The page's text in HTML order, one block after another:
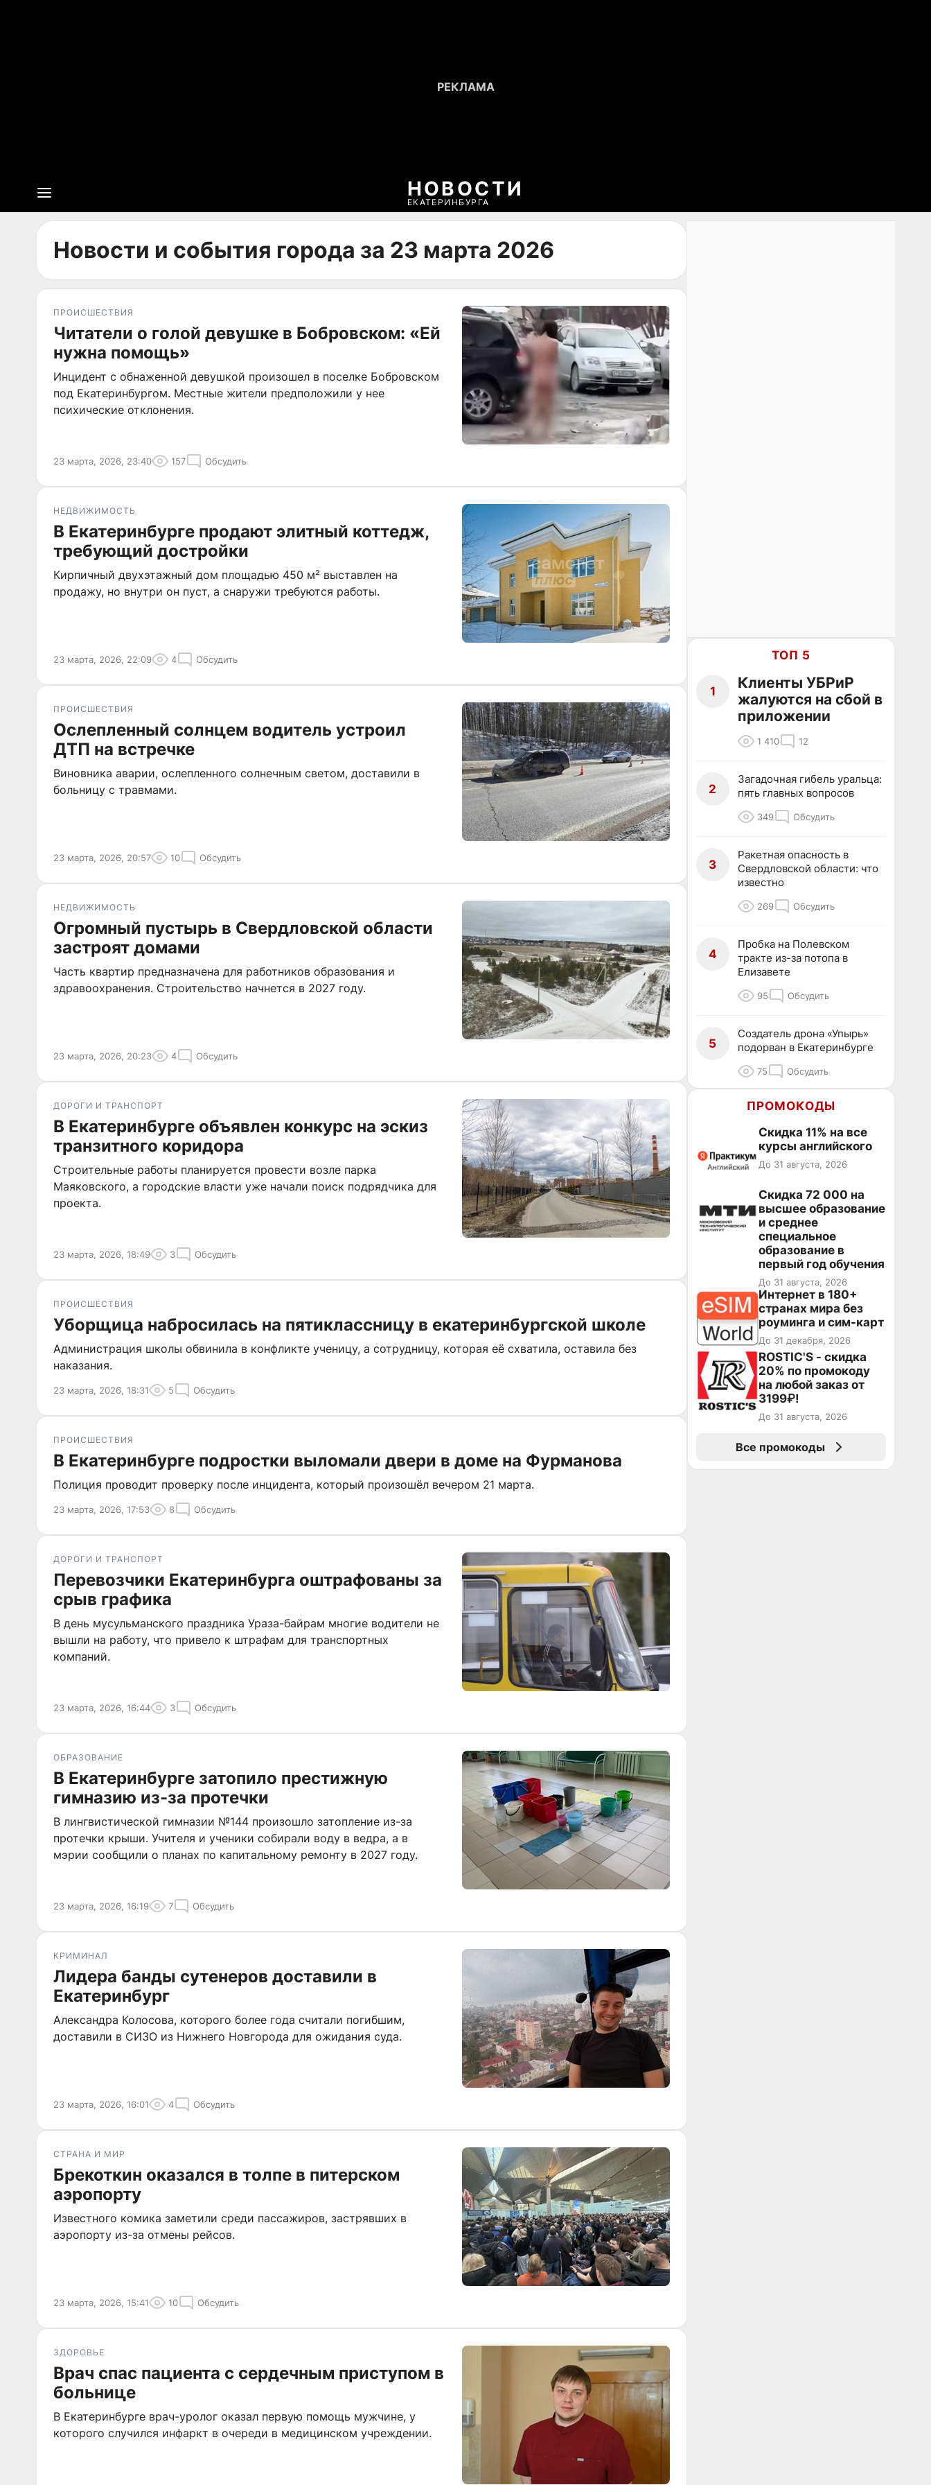
НОВОСТИ
ЕКАТЕРИНБУРГА
Новости и события города за 23 марта 2026
ПРОИСШЕСТВИЯ
Читатели о голой девушке в Бобровском: «Ей
нужна помощь»
Инцидент с обнаженной девушкой произошел в поселке Бобровском
под Екатеринбургом. Местные жители предположили у нее
психические отклонения.
23 марта, 2026, 23:40 157 Обсудить
НЕДВИЖИМОСТЬ
В Екатеринбурге продают элитный коттедж,
требующий достройки
Кирпичный двухэтажный дом площадью 450 м² выставлен на
продажу, но внутри он пуст, а снаружи требуются работы.
23 марта, 2026, 22:09 4 Обсудить
ПРОИСШЕСТВИЯ
Ослепленный солнцем водитель устроил
ДТП на встречке
Виновника аварии, ослепленного солнечным светом, доставили в
больницу с травмами.
23 марта, 2026, 20:57 10 Обсудить
НЕДВИЖИМОСТЬ
Огромный пустырь в Свердловской области
застроят домами
Часть квартир предназначена для работников образования и
здравоохранения. Строительство начнется в 2027 году.
23 марта, 2026, 20:23 4 Обсудить
ДОРОГИ И ТРАНСПОРТ
В Екатеринбурге объявлен конкурс на эскиз
транзитного коридора
Строительные работы планируется провести возле парка
Маяковского, а городские власти уже начали поиск подрядчика для
проекта.
23 марта, 2026, 18:49 3 Обсудить
ПРОИСШЕСТВИЯ
Уборщица набросилась на пятиклассницу в екатеринбургской школе
Администрация школы обвинила в конфликте ученицу, а сотрудницу, которая её схватила, оставила без
наказания.
23 марта, 2026, 18:31 5 Обсудить
ПРОИСШЕСТВИЯ
В Екатеринбурге подростки выломали двери в доме на Фурманова
Полиция проводит проверку после инцидента, который произошёл вечером 21 марта.
23 марта, 2026, 17:53 8 Обсудить
ДОРОГИ И ТРАНСПОРТ
Перевозчики Екатеринбурга оштрафованы за
срыв графика
В день мусульманского праздника Ураза-байрам многие водители не
вышли на работу, что привело к штрафам для транспортных
компаний.
23 марта, 2026, 16:44 3 Обсудить
ОБРАЗОВАНИЕ
В Екатеринбурге затопило престижную
гимназию из-за протечки
В лингвистической гимназии №144 произошло затопление из-за
протечки крыши. Учителя и ученики собирали воду в ведра, а в
мэрии сообщили о планах по капитальному ремонту в 2027 году.
23 марта, 2026, 16:19 7 Обсудить
КРИМИНАЛ
Лидера банды сутенеров доставили в
Екатеринбург
Александра Колосова, которого более года считали погибшим,
доставили в СИЗО из Нижнего Новгорода для ожидания суда.
23 марта, 2026, 16:01 4 Обсудить
СТРАНА И МИР
Брекоткин оказался в толпе в питерском
аэропорту
Известного комика заметили среди пассажиров, застрявших в
аэропорту из-за отмены рейсов.
23 марта, 2026, 15:41 10 Обсудить
ЗДОРОВЬЕ
Врач спас пациента с сердечным приступом в
больнице
В Екатеринбурге врач-уролог оказал первую помощь мужчине, у
которого случился инфаркт в очереди в медицинском учреждении.
ТОП 5
1
Клиенты УБРиР
жалуются на сбой в
приложении
1 410 12
2
Загадочная гибель уральца:
пять главных вопросов
349 Обсудить
3
Ракетная опасность в
Свердловской области: что
известно
269 Обсудить
4
Пробка на Полевском
тракте из-за потопа в
Елизавете
95 Обсудить
5
Создатель дрона «Упырь»
подорван в Екатеринбурге
75 Обсудить
ПРОМОКОДЫ
Скидка 11% на все
курсы английского
До 31 августа, 2026
Скидка 72 000 на
высшее образование
и среднее
специальное
образование в
первый год обучения
До 31 августа, 2026
Интернет в 180+
странах мира без
роуминга и сим-карт
До 31 декабря, 2026
ROSTIC'S - скидка
20% по промокоду
на любой заказ от
3199₽!
До 31 августа, 2026
Все промокоды